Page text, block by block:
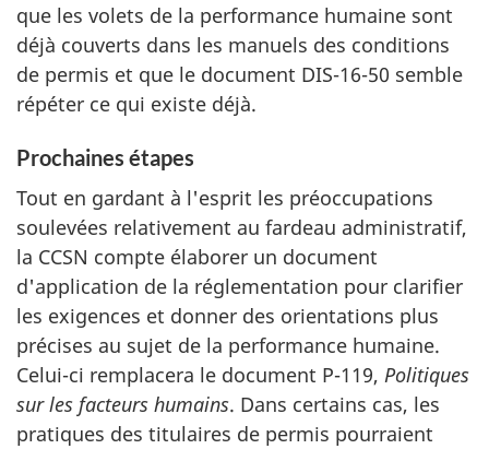
que les volets de la performance humaine sont
déjà couverts dans les manuels des conditions
de permis et que le document DIS-16-50 semble
répéter ce qui existe déjà.
Prochaines étapes
Tout en gardant à l'esprit les préoccupations
soulevées relativement au fardeau administratif,
la CCSN compte élaborer un document
d'application de la réglementation pour clarifier
les exigences et donner des orientations plus
précises au sujet de la performance humaine.
Celui-ci remplacera le document P-119, Politiques
sur les facteurs humains. Dans certains cas, les
pratiques des titulaires de permis pourraient